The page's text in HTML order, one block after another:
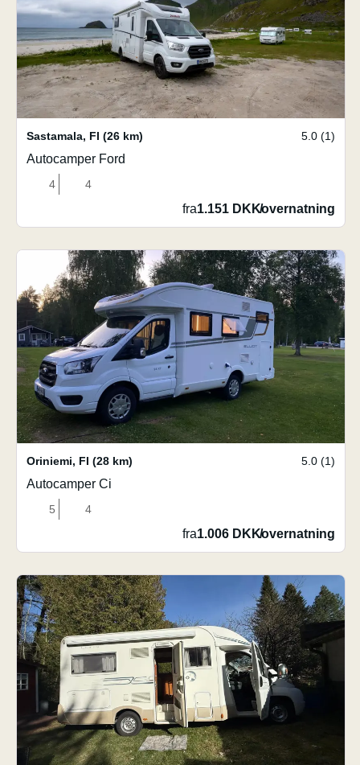
Sastamala, FI (26 km) 5.0 (1)
Autocamper Ford
4 4
fra1.151 DKK/overnatning
Oriniemi, FI (28 km) 5.0 (1)
Autocamper Ci
5 4
fra1.006 DKK/overnatning